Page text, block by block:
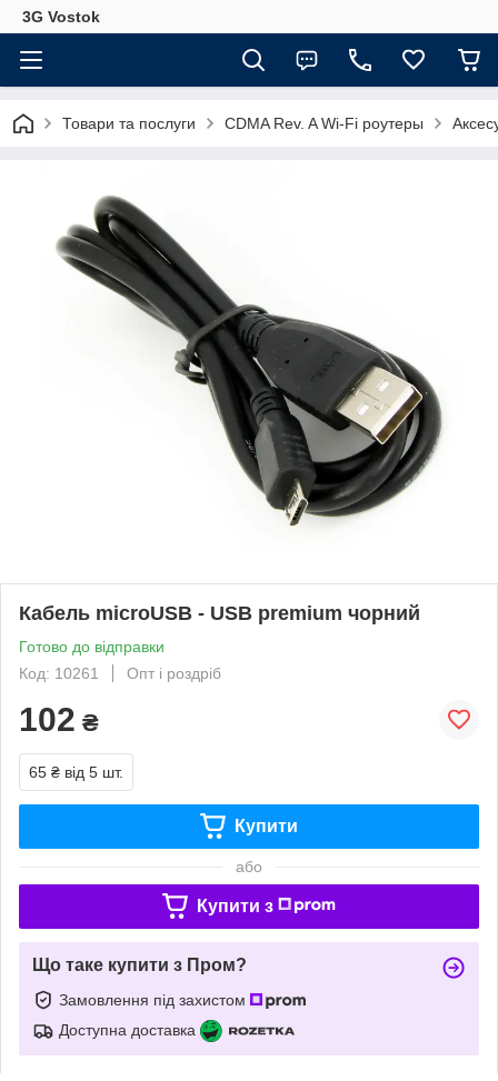
3G Vostok
Товари та послуги CDMA Rev. A Wi-Fi роутеры
Кабель microUSB - USB premium чорний
Готово до відправки
Код: 10261
Опт і роздріб
102 ₴
65 ₴ від 5 шт.
Купити
або
Купити з
Що таке купити з Пром?
Замовлення під захистом
Доступна доставка